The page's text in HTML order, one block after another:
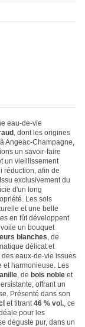
eau-de-vie
, dont les origines
Angeac-Champagne,
un savoir-faire
un vieillissement
réduction, afin de
exclusivement du
d'un long
Les sols
et une belle
en fût développent
un bouquet
blanches, de
délicat et
eaux-de-vie issues
et harmonieuse. Les
, de bois noble et
offrant un
Présenté dans son
et titrant46 % vol., ce
pour les
déguste pur, dans un